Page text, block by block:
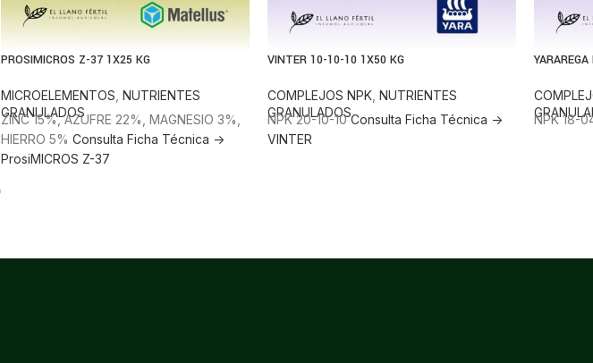
PROSIMICROS Z-37 1X25 KG
MICROELEMENTOS NUTRIENTES
GRANULADOS
ZINC 15%, AZUFRE 22%, MAGNESIO 3%,
HIERRO 5% Consulta Ficha Técnica ->
ProsiMICROS Z-37
VINTER 10-10-10 1X50 KG
COMPLEJOS NPK NUTRIENTES
GRANULADOS
NPK 20-10-10Consulta Ficha Técnica ->
VINTER
NPK 18-